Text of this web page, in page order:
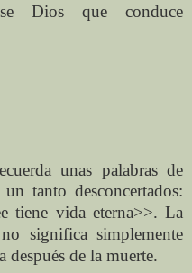
Dios que conduce
unas palabras de
tanto desconcertados:
tiene vida eterna>>. La
significa simplemente
de la muerte.